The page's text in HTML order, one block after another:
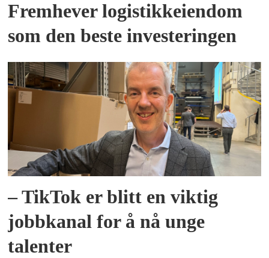
Fremhever logistikkeiendom
som den beste investeringen
– TikTok er blitt en viktig
jobbkanal for å nå unge
talenter